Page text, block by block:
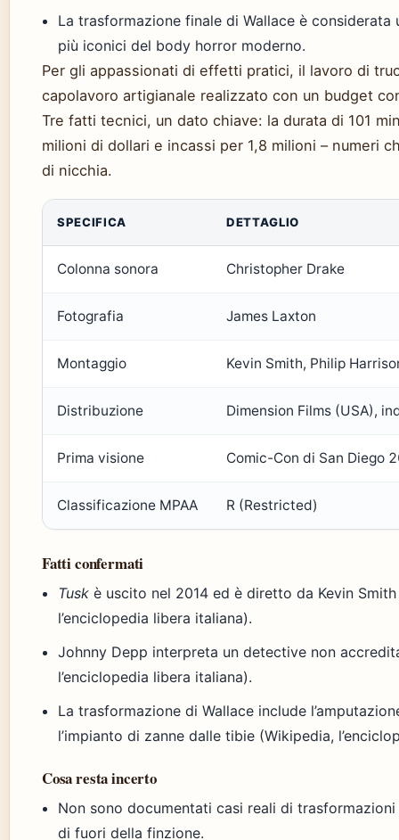
La trasformazione finale di Wallace è considerata
più iconici del body horror moderno.
Per gli appassionati di effetti pratici, il lavoro di
capolavoro artigianale realizzato con un budget
Tre fatti tecnici, un dato chiave: la durata di 101
milioni di dollari e incassi per 1,8 milioni – numeri
di nicchia.
Scheda tecnica del film Tusk
SPECIFICA DETTAGLIO
Colonna sonora Christopher Drake
Fotografia James Laxton
Montaggio Kevin Smith, Philip
Distribuzione Dimension Films (USA),
Prima visione Comic-Con di San Diego
Classificazione MPAA R (Restricted)
Fatti confermati
Tusk è uscito nel 2014 ed è diretto da Kevin
l’enciclopedia libera italiana).
Johnny Depp interpreta un detective non
l’enciclopedia libera italiana).
La trasformazione di Wallace include
l’impianto di zanne dalle tibie (Wikipedia,
Cosa resta incerto
Non sono documentati casi reali di
di fuori della finzione.